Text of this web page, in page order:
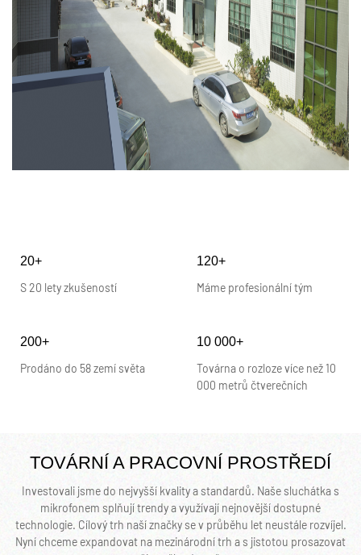
20+
S 20 lety zkušeností
120+
Máme profesionální tým
200+
Prodáno do 58 zemí světa
10 000+
Továrna o rozloze více než 10
000 metrů čtverečních
TOVÁRNÍ A PRACOVNÍ PROSTŘEDÍ
Investovali jsme do nejvyšší kvality a standardů. Naše sluchátka s
mikrofonem splňují trendy a využívají nejnovější dostupné
technologie. Cílový trh naší značky se v průběhu let neustále rozvíjel.
Nyní chceme expandovat na mezinárodní trh a s jistotou prosazovat